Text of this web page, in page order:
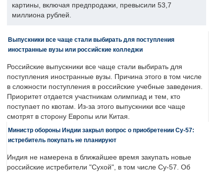
картины, включая предпродажи, превысили 53,7
миллиона рублей.
Выпускники все чаще стали выбирать для поступления
иностранные вузы или российские колледжи
Российские выпускники все чаще стали выбирать для
поступления иностранные вузы. Причина этого в том числе
в сложности поступления в российские учебные заведения.
Приоритет отдается участникам олимпиад и тем, кто
поступает по квотам. Из-за этого выпускники все чаще
смотрят в сторону Европы или Китая.
Министр обороны Индии закрыл вопрос о приобретении Су-57:
истребитель покупать не планируют
Индия не намерена в ближайшее время закупать новые
российские истребители "Сухой", в том числе Су-57. Об